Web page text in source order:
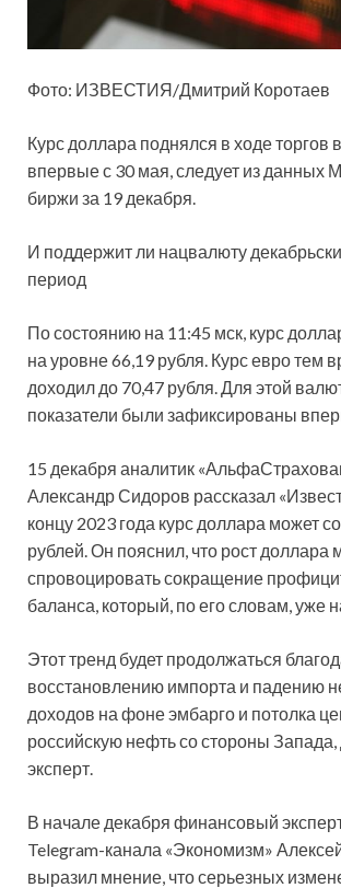
Фото: ИЗВЕСТИЯ/Дмитрий Коротаев
Курс доллара поднялся в ходе торгов
впервые с 30 мая, следует из данных
биржи за 19 декабря.
И поддержит ли нацвалюту
период
По состоянию на 11:45 мск, курс
на уровне 66,19 рубля. Курс евро тем
доходил до 70,47 рубля. Для этой
показатели были зафиксированы
15 декабря аналитик
Александр Сидоров рассказал
концу 2023 года курс доллара может
рублей. Он пояснил, что рост доллара
спровоцировать сокращение
баланса, который, по его словам, уже
Этот тренд будет продолжаться
восстановлению импорта и падению
доходов на фоне эмбарго и потолка
российскую нефть со стороны
эксперт.
В начале декабря финансовый
Telegram-канала «Экономизм»
выразил мнение, что серьезных